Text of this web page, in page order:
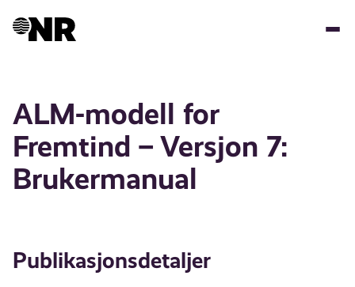
ALM-modell for
Fremtind – Versjon 7:
Brukermanual
Publikasjonsdetaljer